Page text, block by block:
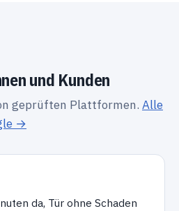
und Kunden
geprüften Plattformen. Alle
→
da, Tür ohne Schaden